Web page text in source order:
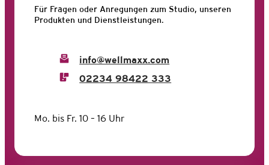
Für Fragen oder Anregungen zum Studio, unseren
Produkten und Dienstleistungen.
info@wellmaxx.com
02234 98422 333
Mo. bis Fr. 10 – 16 Uhr